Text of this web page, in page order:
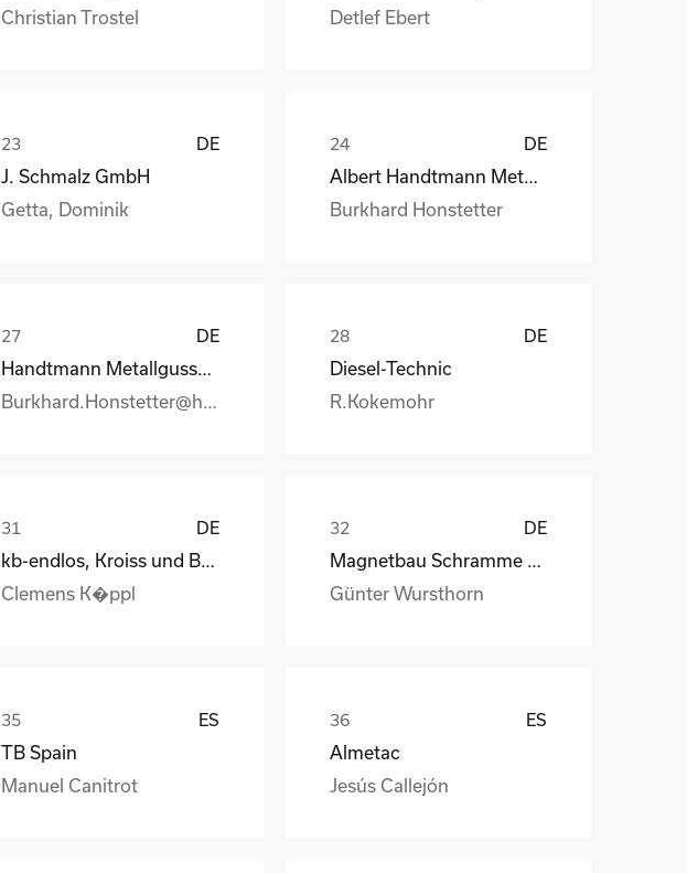
Christian Trostel
Detlef Ebert
DE
J. Schmalz GmbH
Getta, Dominik
DE
Albert Handtmann Metallgusswerk
Burkhard Honstetter
DE DE
Diesel-Technic
R.Kokemohr
DE
kb-endlos, Kroiss und Bichler
Clemens K�ppl
DE
Magnetbau Schramme GmbH&Co.KG
Günter Wursthorn
ES
TB Spain
Manuel Canitrot
ES
Almetac
Jesús Callejón